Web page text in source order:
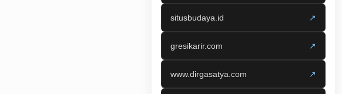
situsbudaya.id ↗
gresikarir.com ↗
www.dirgasatya.com ↗